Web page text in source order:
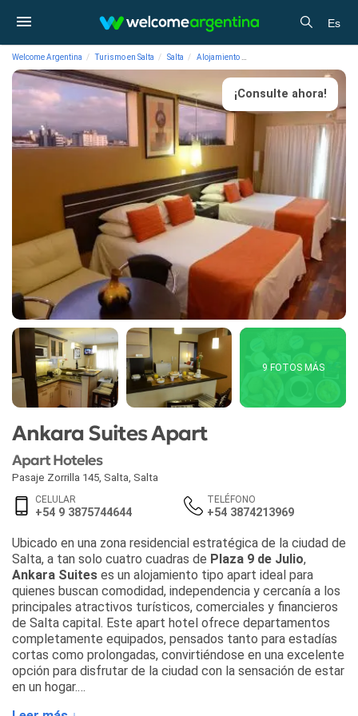
Es
Welcome Argentina Turismo en Salta Salta Alojamiento
¡Consulte ahora!
9 FOTOS MÁS
Ankara Suites Apart
Apart Hoteles
Pasaje Zorrilla 145 Salta Salta
CELULAR
+54 9 3875744644
TELÉFONO
+54 3874213969
Ubicado en una zona residencial estratégica de la ciudad de
Salta, a tan solo cuatro cuadras de Plaza 9 de Julio,
Ankara Suites es un alojamiento tipo apart ideal para
quienes buscan comodidad, independencia y cercanía a los
principales atractivos turísticos, comerciales y financieros
de Salta capital. Este apart hotel ofrece departamentos
completamente equipados, pensados tanto para estadías
cortas como prolongadas, convirtiéndose en una excelente
opción para disfrutar de la ciudad con la sensación de estar
en un hogar.